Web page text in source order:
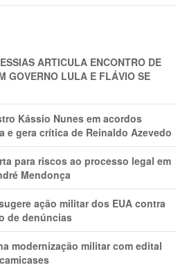
ARTICULA ENCONTRO DE
GOVERNO LULA E FLÁVIO SE
Kássio Nunes em acordos
e gera crítica de Reinaldo Azevedo
para riscos ao processo legal em
Mendonça
ação militar dos EUA contra
de denúncias
modernização militar com edital